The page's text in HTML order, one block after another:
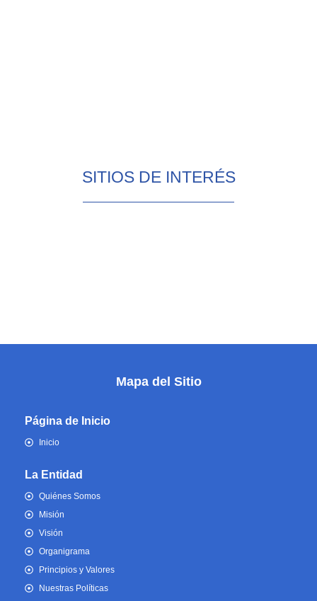
SITIOS DE INTERÉS
Mapa del Sitio
Página de Inicio
Inicio
La Entidad
Quiénes Somos
Misión
Visión
Organigrama
Principios y Valores
Nuestras Políticas